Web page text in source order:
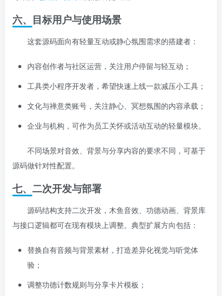
六、目标用户与使用场景
这套源码面向有轻量互动或静心氛围需求的搭建者：
内容创作者与社区运营，关注用户停留与轻互动；
工具类小程序开发者，希望快速上线一款减压小工具；
文化与禅意类账号，关注静心、冥想氛围的内容承载；
企业与机构，可作为员工关怀或活动互动的轻量模块。
不同场景对音效、背景与分享内容的要求不同，可基于
源码做针对性配置。
七、二次开发与部署
源码结构支持二次开发，木鱼音效、功德动画、背景库
与接口逻辑都可在现有模块上调整。典型扩展方向包括：
替换自有音频与背景素材，打造差异化视觉与听觉体
验；
调整功德计数规则与分享卡片模板；